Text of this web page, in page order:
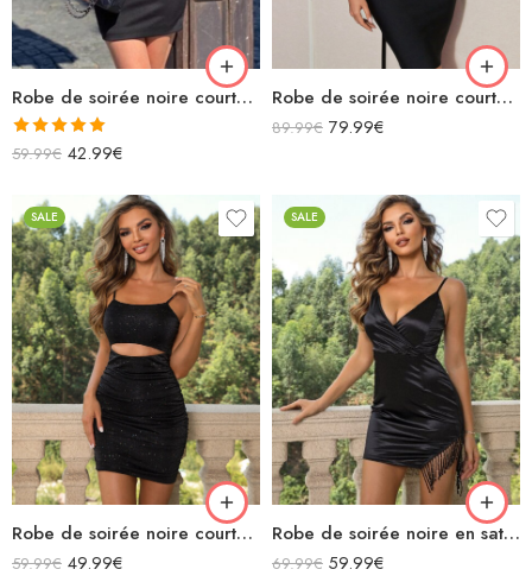
Robe de soirée noire courte manches bouffantes et résilles décolleté v dos nu
Note5.00
59.99€ 42.99€
Robe de soirée noire courte moulante à volants sexy avec découpe sans manches bretelles spaguettis
89.99€ 79.99€
SALE
Robe de soirée noire courte moulante sans manches à paillettes avec découpe bretelles spaguettis
59.99€ 49.99€
SALE
Robe de soirée noire en satin sexy bretelles spaghettis décolletée fendue à franges
69.99€ 59.99€